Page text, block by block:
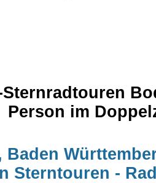
Person im
Baden
Sterntouren -